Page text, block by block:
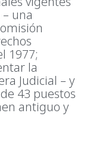
una
1977;
la
Judicial – y
43 puestos
antiguo y